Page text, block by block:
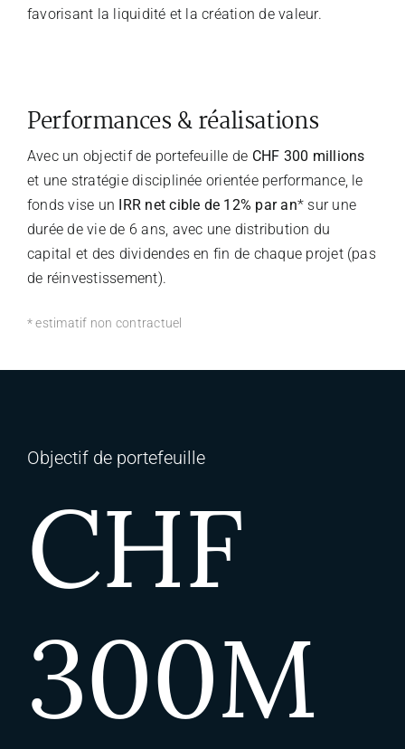
favorisant la liquidité et la création de valeur.
Performances & réalisations
Avec un objectif de portefeuille de CHF 300 millions
et une stratégie disciplinée orientée performance, le
fonds vise un
IRR net cible de 12% par an* sur une
durée de vie de 6 ans, avec une distribution du
capital et des dividendes en fin de chaque projet (pas
de réinvestissement).
* estimatif non contractuel
Objectif de portefeuille
CHF
300M